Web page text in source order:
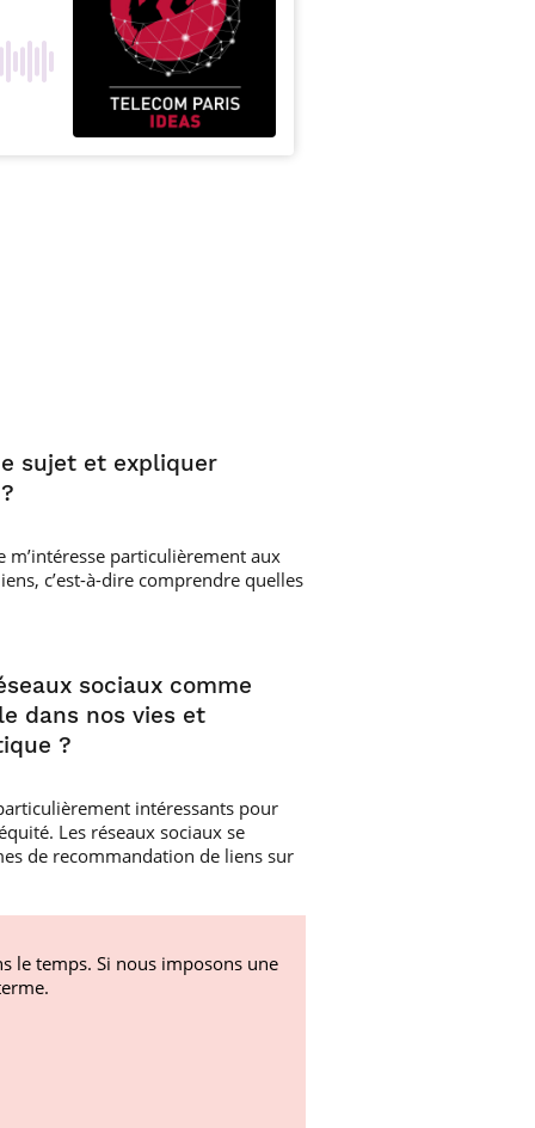
sujet et expliquer
m’intéresse particulièrement aux
c’est-à-dire comprendre quelles
sociaux comme
dans nos vies et
?
intéressants pour
Les réseaux sociaux se
de recommandation de liens sur
le temps. Si nous imposons une